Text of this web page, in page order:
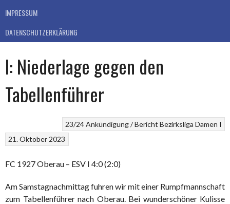
IMPRESSUM
DATENSCHUTZERKLÄRUNG
I: Niederlage gegen den
Tabellenführer
23/24Ankündigung / Bericht Bezirksliga Damen I
21. Oktober 2023
FC 1927 Oberau – ESV I 4:0 (2:0)
Am Samstagnachmittag fuhren wir mit einer Rumpfmannschaft
zum Tabellenführer nach Oberau. Bei wunderschöner Kulisse